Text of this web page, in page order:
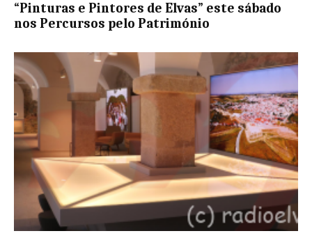
“Pinturas e Pintores de Elvas” este sábado
nos Percursos pelo Património